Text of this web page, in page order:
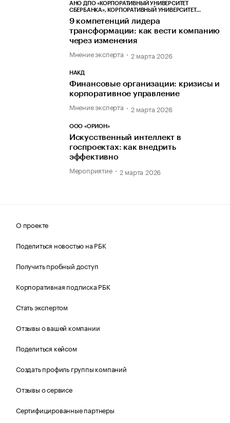
АНО ДПО «КОРПОРАТИВНЫЙ УНИВЕРСИТЕТ
СБЕРБАНКА», КОРПОРАТИВНЫЙ УНИВЕРСИТЕТ
9 компетенций лидера
трансформации: как вести компанию
через изменения
Мнение эксперта 2 марта 2026
НАКД
Финансовые организации: кризисы и
корпоративное управление
Мнение эксперта 2 марта 2026
ООО «ОРИОН»
Искусственный интеллект в
госпроектах: как внедрить
эффективно
Мероприятие 2 марта 2026
О проекте
Поделиться новостью на РБК
Получить пробный доступ
Корпоративная подписка РБК
Стать экспертом
Отзывы о вашей компании
Поделиться кейсом
Создать профиль группы компаний
Отзывы о сервисе
Сертифицированные партнеры